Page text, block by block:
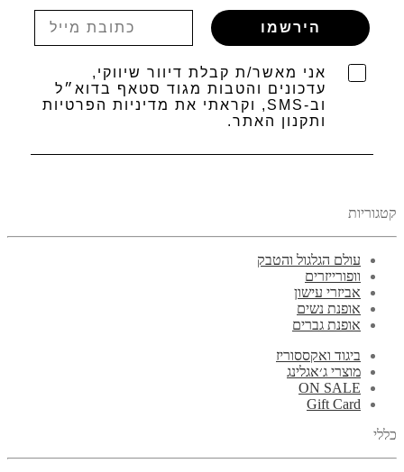
הירשמו
אני מאשר/ת קבלת דיוור שיווקי,
עדכונים והטבות מגוד סטאף בדוא״ל
וב-SMS, וקראתי את מדיניות הפרטיות
ותקנון האתר.
קטגוריות
עולם הגלגול והטבק
וופורייזרים
אביזרי עישון
אופנת נשים
אופנת גברים
ביגוד ואקססוריז
מוצרי ג׳אגלינג
ON SALE
Gift Card
כללי